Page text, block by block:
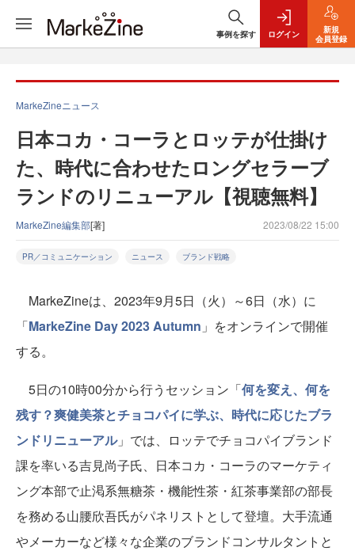
事例を探す ログイン
新規
会員登録
MarkeZineニュース
日本コカ・コーラとロッテが仕掛け
た、時代に合わせたロングセラーブ
ランドのリニューアル【視聴無料】
MarkeZine編集部[著] 2023/08/22 15:00
PR／コミュニケーション ニュース ブランド戦略
MarkeZineは、2023年9月5日（火）～6日（水）に
「MarkeZine Day 2023 Autumn 」をオンラインで開催
する。
5日の10時00分から行うセッション「何を変え、何を
残す？爽健美茶とチョコパイに学ぶ、時代に応じたブラ
ンドリニューアル」では、ロッテでチョコパイブランド
課を率いる吉見尚子氏、日本コカ・コーラのマーケティ
ング本部で止渇系無糖茶・機能性茶・紅茶事業部の部長
を務める山腰欣吾氏がパネリストとして登壇。大手流通
やメーカーなど様々な企業のブランドコンサルタントと